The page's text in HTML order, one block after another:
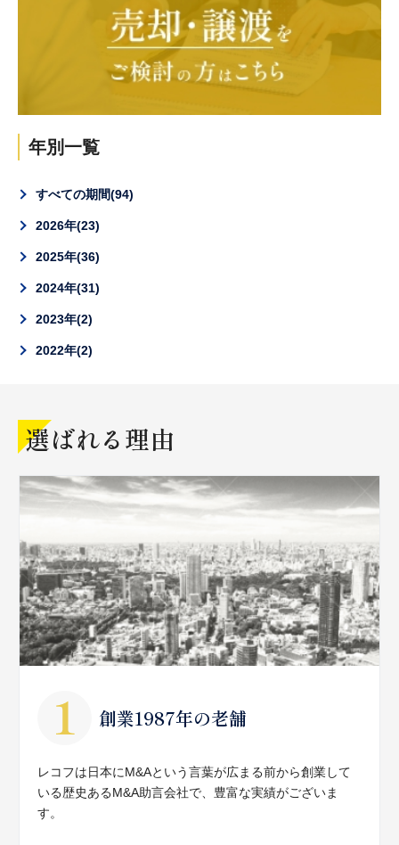
年別一覧
すべての期間 94
2026年 23
2025年 36
2024年 31
2023年 2
2022年 2
選ばれる理由
創業1987年の老舗
レコフは日本にM&Aという言葉が広まる前から創業して
いる歴史あるM&A助言会社で、豊富な実績がございま
す。